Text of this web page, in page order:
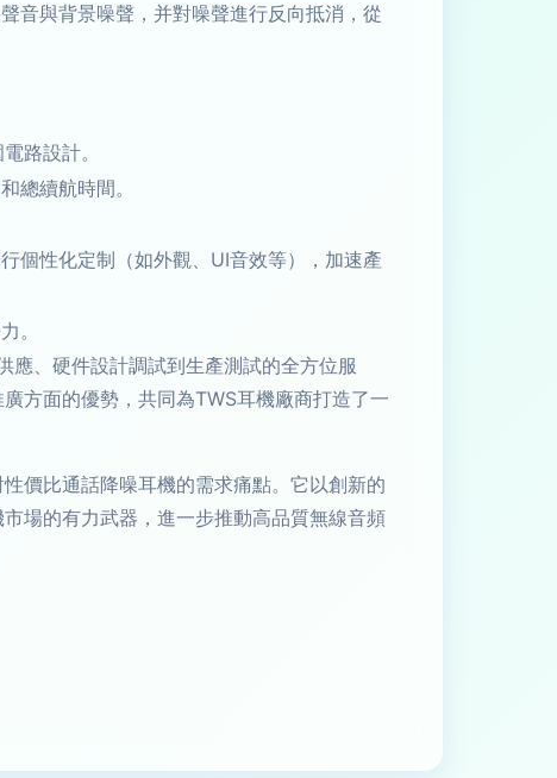
音與背景噪聲，并對噪聲進行反向抵消，從
路設計。
總續航時間。
個性化定制（如外觀、UI音效等），加速產
。
應、硬件設計調試到生產測試的全方位服
方面的優勢，共同為TWS耳機廠商打造了一
價比通話降噪耳機的需求痛點。它以創新的
場的有力武器，進一步推動高品質無線音頻